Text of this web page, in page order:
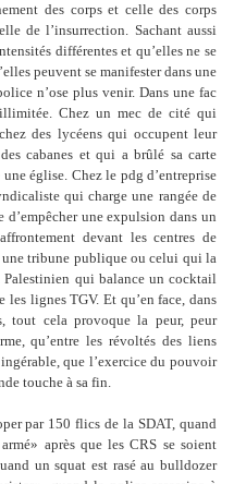
des corps et celle des corps
de l’insurrection. Sachant aussi
différentes et qu’elles ne se
’elles peuvent se manifester dans une
n’ose plus venir. Dans une fac
Chez un mec de cité qui
des lycéens qui occupent leur
cabanes et qui a brûlé sa carte
église. Chez le pdg d’entreprise
qui charge une rangée de
d’empêcher une expulsion dans un
affrontement devant les centres de
tribune publique ou celui qui la
Palestinien qui balance un cocktail
les lignes TGV. Et qu’en face, dans
tout cela provoque la peur, peur
qu’entre les révoltés des liens
que l’exercice du pouvoir
touche à sa fin.
par 150 flics de la SDAT, quand
après que les CRS se soient
un squat est rasé au bulldozer